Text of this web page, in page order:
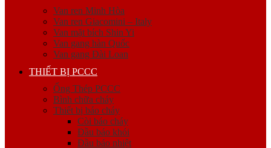
Van ren Minh Hòa
Van ren Giacomini – Italy
Van mặt bích Shin Yi
Van gang hàn Quốc
Van gang Đài Loan
THIẾT BỊ PCCC
Ống Thép PCCC
Bình chữa cháy
Thiết bị báo cháy
Còi báo cháy
Đầu báo khói
Đầu báo nhiệt